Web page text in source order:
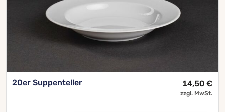
20er Suppenteller 14,50 €
zzgl. MwSt.